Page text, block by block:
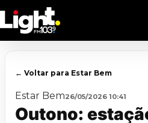
to
main
← Voltar para Estar Bem
Estar Bem26/05/2026 10:41
Outono: